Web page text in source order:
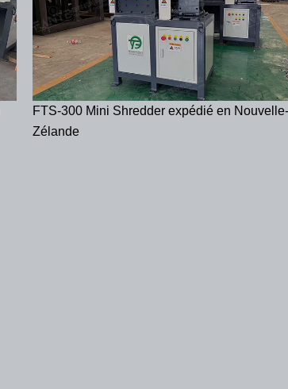
FTS-300 Mini Shredder expédié en Nouvelle-
Zélande